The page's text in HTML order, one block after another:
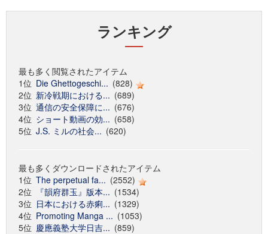
ランキング
最も多く閲覧されたアイテム
1位 Die Ghettogeschi... (828)
2位 新冷戦期における... (689)
3位 通信の安全保障に... (676)
4位 ショート動画の効... (658)
5位 J.S. ミルの社会... (620)
最も多くダウンロードされたアイテム
1位 The perpetual fa... (2552)
2位
『韻府群玉』版本... (1534)
3位 日本における赤痢... (1329)
4位 Promoting Manga ... (1053)
5位 慶應義塾大学日吉... (859)